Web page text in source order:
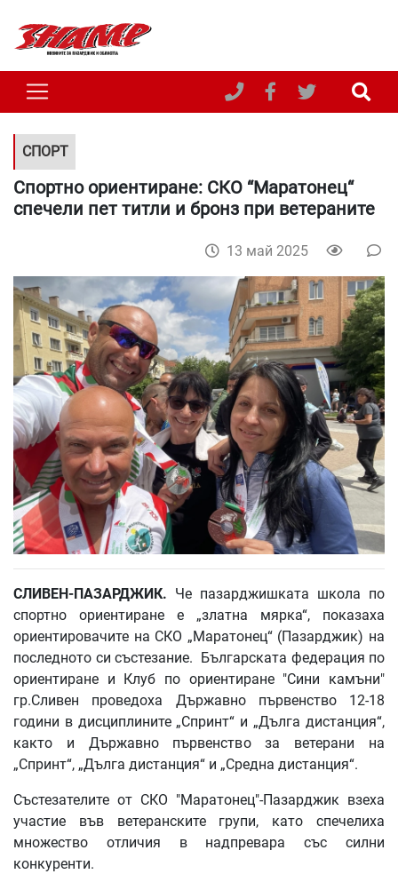
СПОРТ
Спортно ориентиране: СКО “Маратонец“
спечели пет титли и бронз при ветераните
13 май 2025
СЛИВЕН-ПАЗАРДЖИК. Че пазарджишката школа по
спортно ориентиране е „златна мярка“, показаха
ориентировачите на СКО „Маратонец“ (Пазарджик) на
последното си състезание. Българската федерация по
ориентиране и Клуб по ориентиране "Сини камъни"
гр.Сливен проведоха Държавно първенство 12-18
години в дисциплините „Спринт“ и „Дълга дистанция“,
както и Държавно първенство за ветерани на
„Спринт“, „Дълга дистанция“ и „Средна дистанция“.
Състезателите от СКО "Маратонец"-Пазарджик взеха
участие във ветеранските групи, като спечелиха
множество отличия в надпревара със силни
конкуренти.